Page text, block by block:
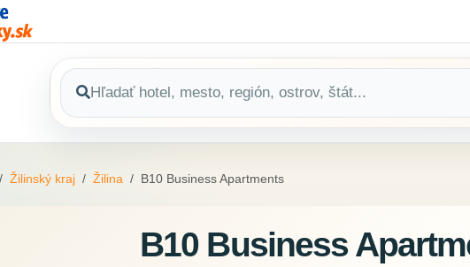
Žilinský kraj Žilina B10 Business Apartments
B10 Business